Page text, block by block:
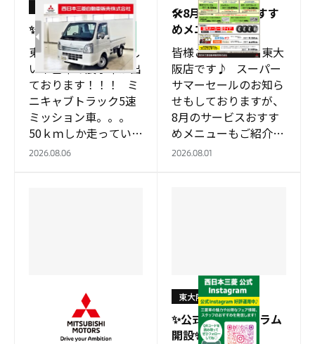
✨中古車情報✨
東大阪店
東大阪店で、めずらし
い中古車の展示車が出
ております！！！ ミ
ニキャブトラック5速
ミッション車。。。
50ｋｍしか走っていま
せん！！！ 作業車に
2026.08.06
🛠️8月サービスおすす
めメニュー🛠️
皆様こんにちは、東大
阪店です♪ スーパー
サマーセールのお知ら
せもしておりますが、
8月のサービスおすす
めメニューもご紹介い
たします🛠️ サマー
2026.08.01
8月スーパーサマーセ
ールのお知らせ✨
✨公式インスタグラム
開設✨
東大阪店